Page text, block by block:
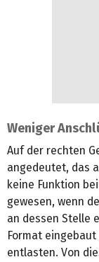
Weniger
Auf der rechten
angedeutet, das
keine Funktion
gewesen, wenn
an dessen Stelle
Format
entlasten. Von